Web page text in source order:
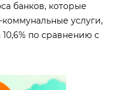
банков, которые
услуги,
по сравнению с